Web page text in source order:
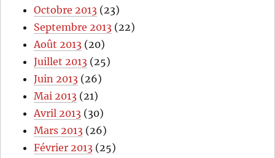
Octobre 2013 (23)
Septembre 2013 (22)
Août 2013 (20)
Juillet 2013 (25)
Juin 2013 (26)
Mai 2013 (21)
Avril 2013 (30)
Mars 2013 (26)
Février 2013 (25)